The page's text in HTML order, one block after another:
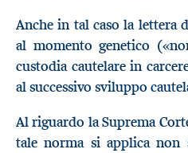
Anche in tal caso la lettera
al momento genetico
custodia cautelare in
al successivo sviluppo
Al riguardo la Suprema
tale norma si applica